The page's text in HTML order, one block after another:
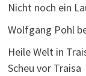
Nicht noch ein
Wolfgang Pohl
Heile Welt in
Scheu vor Traisa